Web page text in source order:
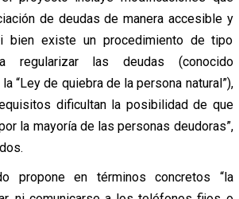
de deudas de manera accesible y
bien existe un procedimiento de tipo
regularizar las deudas (conocido
“Ley de quiebra de la persona natural”),
dificultan la posibilidad de que
la mayoría de las personas deudoras”,
propone en términos concretos “la